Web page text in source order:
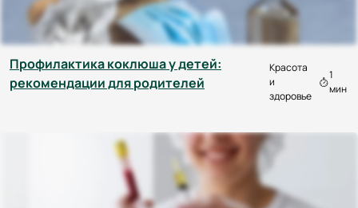
Профилактика коклюша у детей:
рекомендации для родителей
Красота
и
здоровье
1
мин